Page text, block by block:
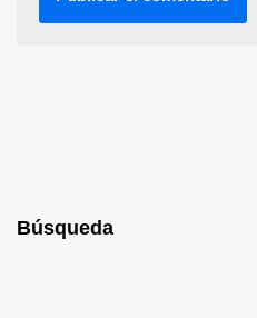
Búsqueda